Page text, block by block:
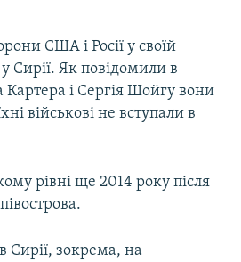
США і Росії у своїй
Сирії. Як повідомили в
і Сергія Шойгу вони
військові не вступали в
рівні ще 2014 року після
Сирії, зокрема, на